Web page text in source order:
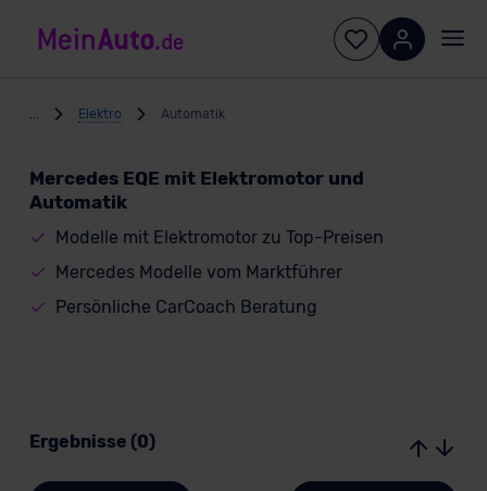
Elektro Automatik
Mercedes EQE mit Elektromotor und
Automatik
Modelle mit Elektromotor zu Top-Preisen
Mercedes Modelle vom Marktführer
Persönliche CarCoach Beratung
Ergebnisse (0)